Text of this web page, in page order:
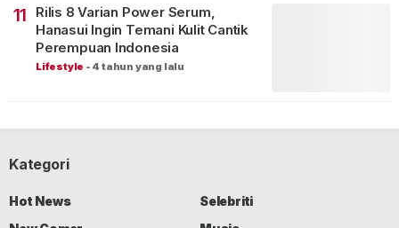
11
Rilis 8 Varian Power Serum,
Hanasui Ingin Temani Kulit Cantik
Perempuan Indonesia
Lifestyle - 4 tahun yang lalu
Kategori
Hot News
Selebriti